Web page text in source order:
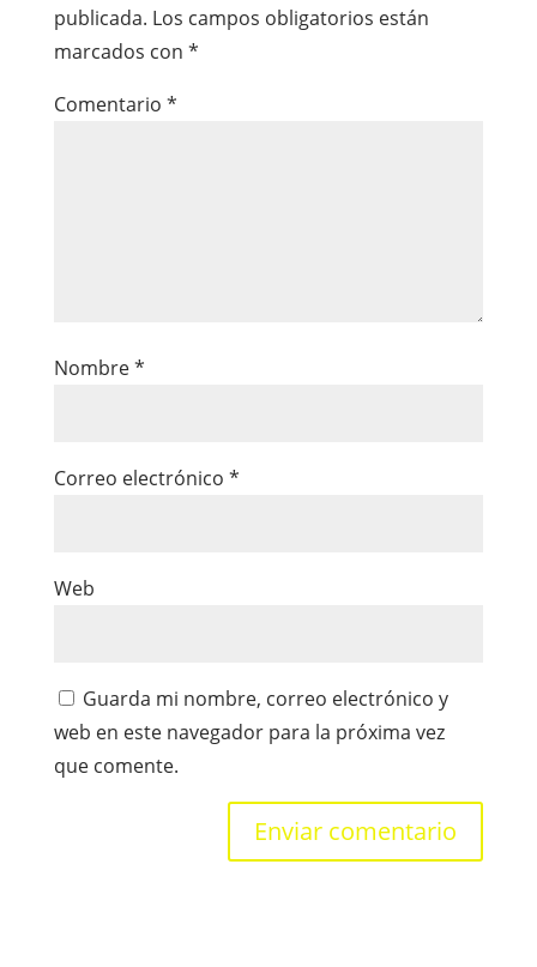
publicada. Los campos obligatorios están
marcados con *
Comentario *
Nombre*
Correo electrónico *
Web
Guarda mi nombre, correo electrónico y
web en este navegador para la próxima vez
que comente.